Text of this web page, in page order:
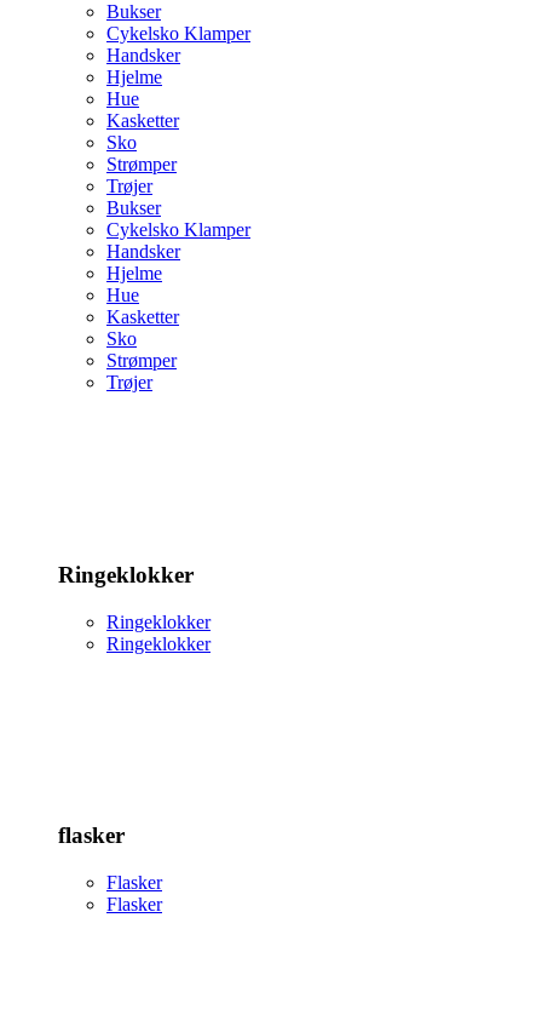
Bukser
Cykelsko Klamper
Handsker
Hjelme
Hue
Kasketter
Sko
Strømper
Trøjer
Bukser
Cykelsko Klamper
Handsker
Hjelme
Hue
Kasketter
Sko
Strømper
Trøjer
Ringeklokker
Ringeklokker
Ringeklokker
flasker
Flasker
Flasker